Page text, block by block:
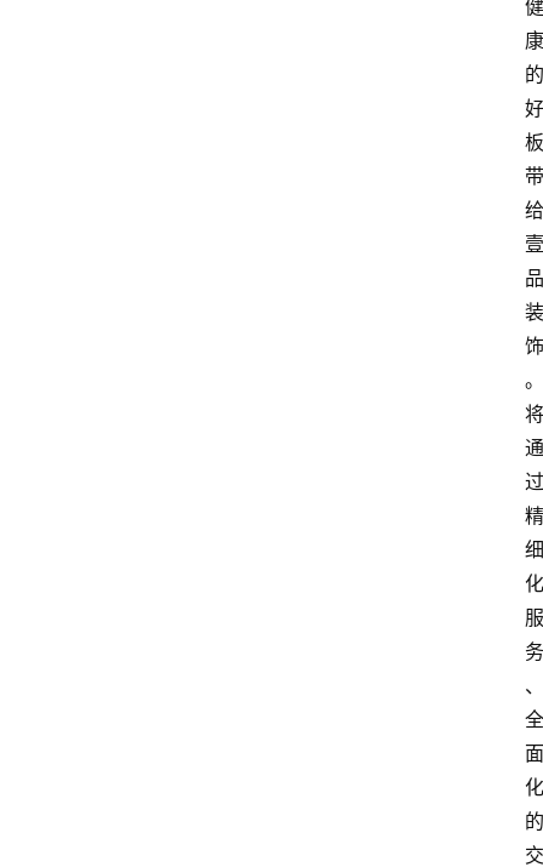
健
康
的
好
板
带
给
壹
品
装
饰
。
将
通
过
精
细
化
服
务
、
全
面
化
的
交